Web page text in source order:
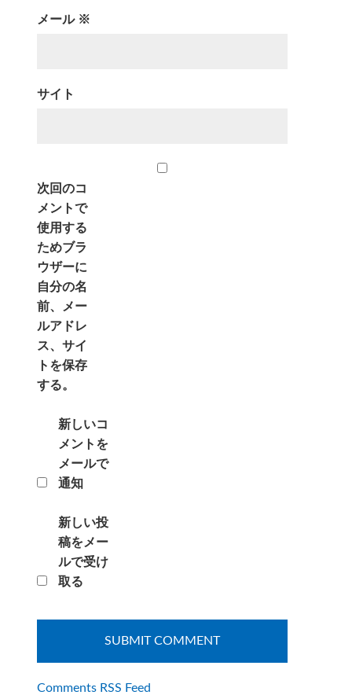
メール ※
サイト
次回のコ
メントで
使用する
ためブラ
ウザーに
自分の名
前、メー
ルアドレ
ス、サイ
トを保存
する。
新しいコ
メントを
メールで
通知
新しい投
稿をメー
ルで受け
取る
Comments RSS Feed